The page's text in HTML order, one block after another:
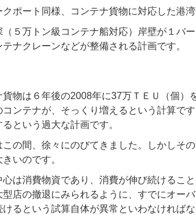
クポート同様、コンテナ貨物に対応した港
（５万トン級コンテナ船対応）岸壁が１バ
ナクレーンなどが整備される計画です。
貨物は６年後の2008年に37万ＴＥＵ（個
コンテナが、そっくり増えるという計算で
という過大な計画です。
この間、徐々にのびてきました。しかしそ
いのです。
は消費物資であり、消費が伸び続けるこ
型店の撤退にみられるように、すでにオー
るという試算自体が異常といわなければな